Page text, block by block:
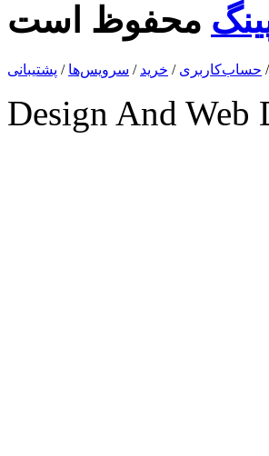
/ حساب‌کاربری / خرید / سرویس‌ها / پشتیبانی
Design And